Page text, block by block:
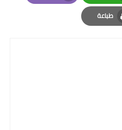
Whatsapp
Email
طباعة
Print